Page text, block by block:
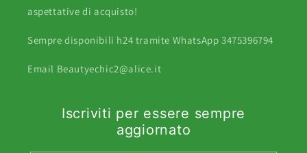
aspettative di acquisto!
Sempre disponibili h24 tramite WhatsApp 3475396794
Email Beautyechic2@alice.it
Iscriviti per essere sempre
aggiornato